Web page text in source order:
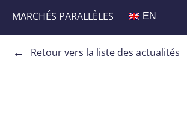
MARCHÉS PARALLÈLES EN
← Retour vers la liste des actualités